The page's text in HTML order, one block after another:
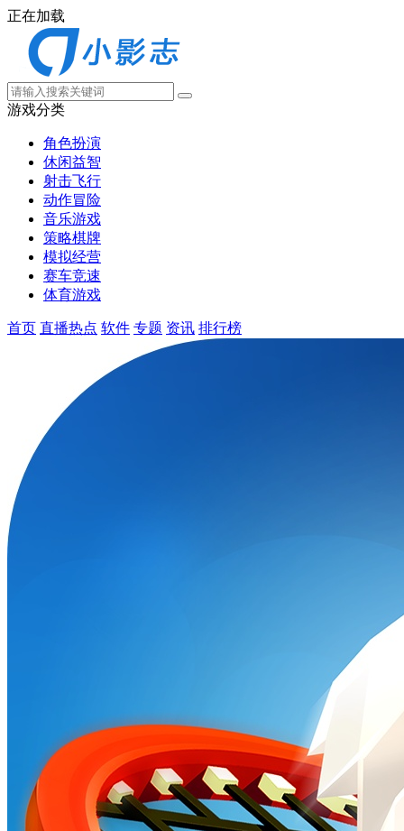
正在加载
游戏分类
角色扮演
休闲益智
射击飞行
动作冒险
音乐游戏
策略棋牌
模拟经营
赛车竞速
体育游戏
首页 直播热点 软件 专题 资讯 排行榜